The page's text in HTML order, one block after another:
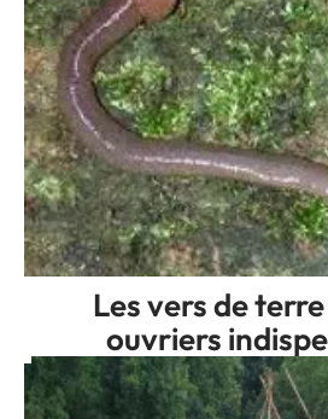
Les vers de
ouvriers